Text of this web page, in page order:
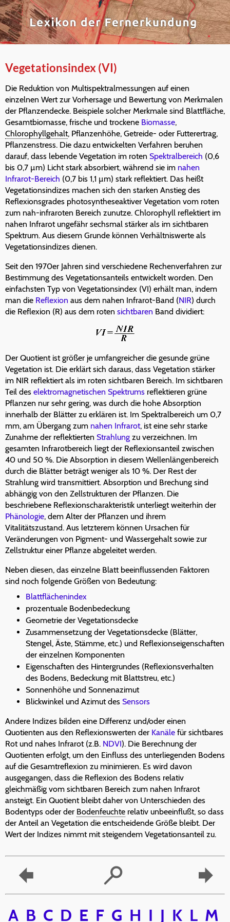
Vegetationsindex (VI)
Die Reduktion von Multispektralmessungen auf einen
einzelnen Wert zur Vorhersage und Bewertung von Merkmalen
der Pflanzendecke. Beispiele solcher Merkmale sind Blattfläche,
Gesamtbiomasse, frische und trockene Biomasse,
Chlorophyllgehalt, Pflanzenhöhe, Getreide- oder Futterertrag,
Pflanzenstress. Die dazu entwickelten Verfahren beruhen
darauf, dass lebende Vegetation im roten Spektralbereich (0,6
bis 0,7 µm) Licht stark absorbiert, während sie im nahen
Infrarot-Bereich (0,7 bis 1,1 µm) stark reflektiert. Das heißt
Vegetationsindizes machen sich den starken Anstieg des
Reflexionsgrades photosyntheseaktiver Vegetation vom roten
zum nah-infraroten Bereich zunutze. Chlorophyll reflektiert im
nahen Infrarot ungefähr sechsmal stärker als im sichtbaren
Spektrum. Aus diesem Grunde können Verhältniswerte als
Vegetationsindizes dienen.
Seit den 1970er Jahren sind verschiedene Rechenverfahren zur
Bestimmung des Vegetationsanteils entwickelt worden. Den
einfachsten Typ von Vegetationsindex (VI) erhält man, indem
man die Reflexion aus dem nahen Infrarot-Band (NIR) durch
die Reflexion (R) aus dem roten sichtbaren Band dividiert:
Der Quotient ist größer je umfangreicher die gesunde grüne
Vegetation ist. Die erklärt sich daraus, dass Vegetation stärker
im NIR reflektiert als im roten sichtbaren Bereich. Im sichtbaren
Teil des elektromagnetischen Spektrums reflektieren grüne
Pflanzen nur sehr gering, was durch die hohe Absorption
innerhalb der Blätter zu erklären ist. Im Spektralbereich um 0,7
mm, am Übergang zum nahen Infrarot, ist eine sehr starke
Zunahme der reflektierten Strahlung zu verzeichnen. Im
gesamten Infrarotbereich liegt der Reflexionsanteil zwischen
40 und 50 %. Die Absorption in diesem Wellenlängenbereich
durch die Blätter beträgt weniger als 10 %. Der Rest der
Strahlung wird transmittiert. Absorption und Brechung sind
abhängig von den Zellstrukturen der Pflanzen. Die
beschriebene Reflexionscharakteristik unterliegt weiterhin der
Phänologie, dem Alter der Pflanzen und ihrem
Vitalitätszustand. Aus letzterem können Ursachen für
Veränderungen von Pigment- und Wassergehalt sowie zur
Zellstruktur einer Pflanze abgeleitet werden.
Neben diesen, das einzelne Blatt beeinflussenden Faktoren
sind noch folgende Größen von Bedeutung:
Blattflächenindex
prozentuale Bodenbedeckung
Geometrie der Vegetationsdecke
Zusammensetzung der Vegetationsdecke (Blätter,
Stengel, Äste, Stämme, etc.) und Reflexionseigenschaften
der einzelnen Komponenten
Eigenschaften des Hintergrundes (Reflexionsverhalten
des Bodens, Bedeckung mit Blattstreu, etc.)
Sonnenhöhe und Sonnenazimut
Blickwinkel und Azimut des Sensors
Andere Indizes bilden eine Differenz und/oder einen
Quotienten aus den Reflexionswerten der Kanäle für sichtbares
Rot und nahes Infrarot (z.B. NDVI). Die Berechnung der
Quotienten erfolgt, um den Einfluss des unterliegenden Bodens
auf die Gesamtreflexion zu minimieren. Es wird davon
ausgegangen, dass die Reflexion des Bodens relativ
gleichmäßig vom sichtbaren Bereich zum nahen Infrarot
ansteigt. Ein Quotient bleibt daher von Unterschieden des
Bodentyps oder der Bodenfeuchte relativ unbeeinflußt, so dass
der Anteil an Vegetation die entscheidende Größe bleibt. Der
Wert der Indizes nimmt mit steigendem Vegetationsanteil zu.
A B C D E F G H I J K L M